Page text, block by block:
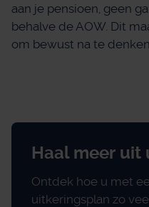
aan je pensioen, geen
behalve de AOW. Dit
om bewust na te
Haal meer uit
Ontdek hoe u met
uitkeringsplan zo